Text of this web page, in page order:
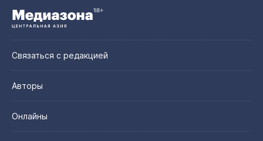
Связаться с редакцией
Авторы
Онлайны